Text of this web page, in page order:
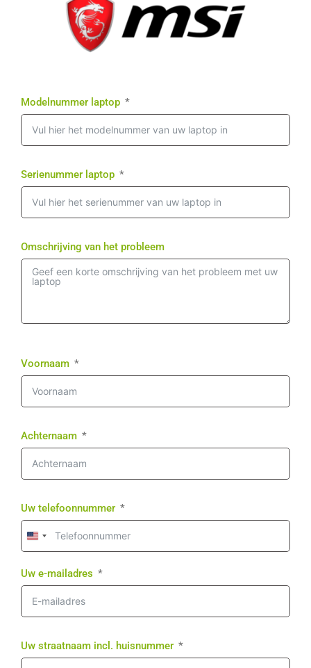
Modelnummer laptop
Serienummer laptop
Omschrijving van het probleem
Voornaam
Achternaam
Uw telefoonnummer
United
States
+1
Uw e-mailadres
Uw straatnaam incl. huisnummer